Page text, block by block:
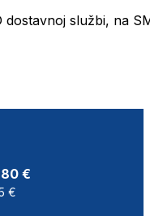
dostavnoj službi, na
€
€